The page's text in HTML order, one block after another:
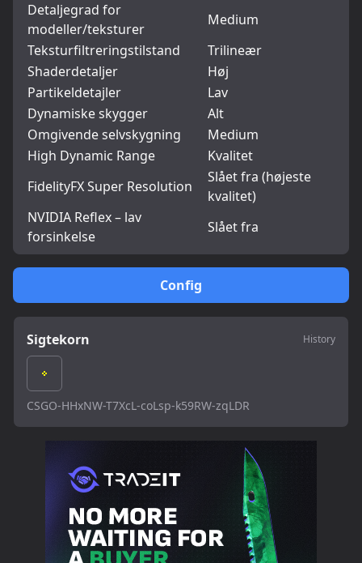
Config
Sigtekorn History
CSGO-HHxNW-T7XcL-coLsp-k59RW-zqLDR
Detaljegrad for
modeller/teksturer
Medium
Teksturfiltreringstilstand
Trilineær
Shaderdetaljer
Høj
Partikeldetajler
Lav
Dynamiske skygger
Alt
Omgivende selvskygning
Medium
High Dynamic Range
Kvalitet
FidelityFX Super Resolution
Slået fra (højeste
kvalitet)
NVIDIA Reflex – lav
forsinkelse
Slået fra